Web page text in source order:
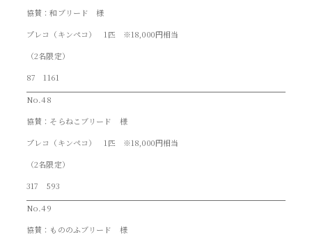
協賛：和ブリード 様
プレコ（キンペコ） 1匹 ※18,000円相当
（2名限定）
87 1161
No.48
協賛：そらねこブリード 様
プレコ（キンペコ） 1匹 ※18,000円相当
（2名限定）
317 593
No.49
協賛：もののふブリード 様